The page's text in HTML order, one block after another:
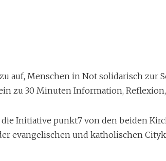
auf, Menschen in Not solidarisch zur
zu 30 Minuten Information,
Initiative punkt7 von den beiden
evangelischen und katholischen